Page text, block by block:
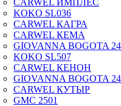
CARWEL ИМПЛЕС
KOKO SL036
CARWEL КАГРА
CARWEL КЕМА
GIOVANNA BOGOTA
KOKO SL507
CARWEL КЕНОН
GIOVANNA BOGOTA
CARWEL КУТЫР
GMC 2501